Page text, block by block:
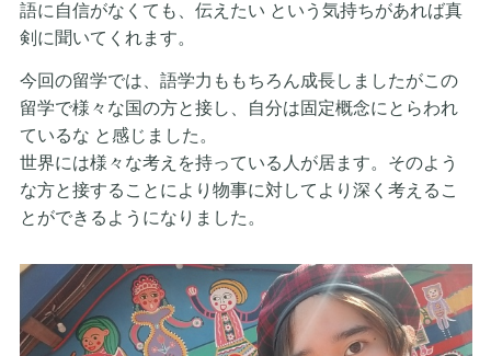
語に自信がなくても、伝えたい という気持ちがあれば真
剣に聞いてくれます。
今回の留学では、語学力ももちろん成長しましたがこの
留学で様々な国の方と接し、自分は固定概念にとらわれ
ているな と感じました。
世界には様々な考えを持っている人が居ます。そのよう
な方と接することにより物事に対してより深く考えるこ
とができるようになりました。